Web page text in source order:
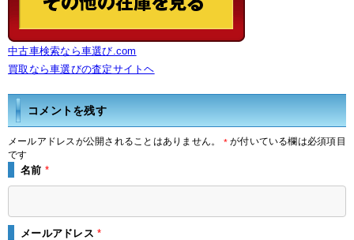
中古車検索なら車選び.com
買取なら車選びの査定サイトヘ
コメントを残す
メールアドレスが公開されることはありません。 *が付いている欄は必須項目
です
名前 *
メールアドレス*